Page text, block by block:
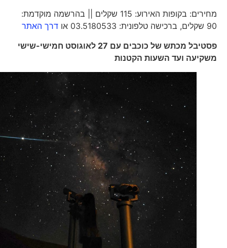
מחירים: בקופות האירוע: 115 שקלים || בהרשמה מוקדמת:
דרך האתר
פסטיבל מכתש של כוכבים עם 27 לאוגוסט חמישי-שישי
משקיעה ועד השעות הקטנות